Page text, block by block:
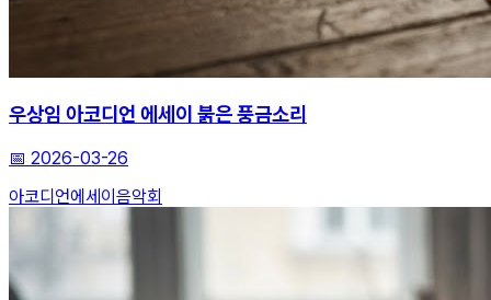
우상임 아코디언 에세이 붉은 풍금소리
📅 2026-03-26
아코디언에세이 음악회